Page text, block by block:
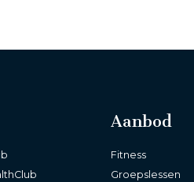
Aanbod
Fitness
Groepslessen